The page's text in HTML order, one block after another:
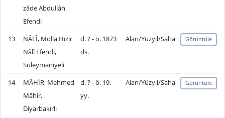
zâde Abdullâh
Efendi
13
NÂLÎ, Molla Hızır
Nâlî Efendi,
Süleymaniyeli
d. ? - ö. 1873
ds.
Alan/Yüzyıl/Saha Görüntüle
14
MÂHİR, Mehmed
Mâhir,
Diyarbakırlı
d. ? - ö. 19.
yy.
Alan/Yüzyıl/Saha Görüntüle